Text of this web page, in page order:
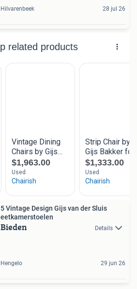
Hilvarenbeek 28 jul 26
5 Vintage Design Gijs van der Sluis
eetkamerstoelen
Bieden Details
Hengelo 29 jun 26